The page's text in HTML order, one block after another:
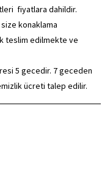
fiyatlara dahildir.
konaklama
teslim edilmekte ve
5 gecedir. 7 geceden
ücreti talep edilir.